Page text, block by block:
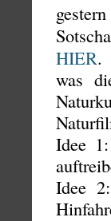
HIER.
was
Idee
Idee